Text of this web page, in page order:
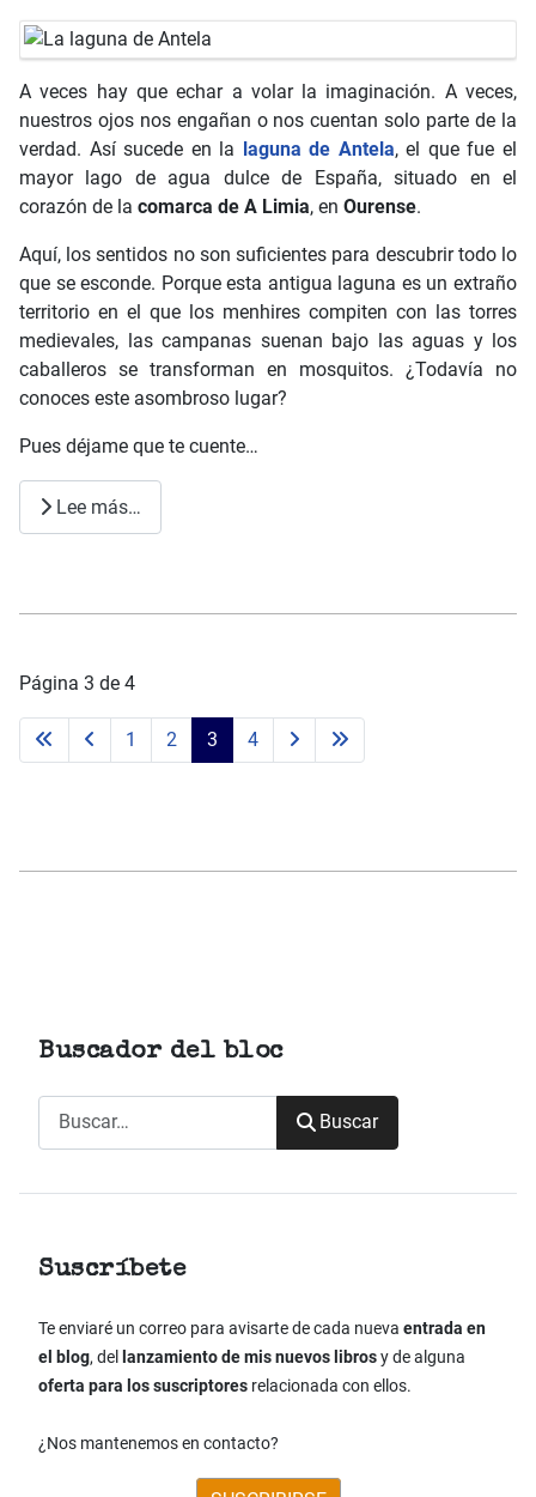
A veces hay que echar a volar la imaginación. A veces,
nuestros ojos nos engañan o nos cuentan solo parte de la
verdad. Así sucede en la
laguna de Antela, el que fue el
mayor lago de agua dulce de España, situado en el
corazón de la comarca de A Limia, en Ourense.
Aquí, los sentidos no son suficientes para descubrir todo lo
que se esconde. Porque esta antigua laguna es un extraño
territorio en el que los menhires compiten con las torres
medievales, las campanas suenan bajo las aguas y los
caballeros se transforman en mosquitos. ¿Todavía no
conoces este asombroso lugar?
Pues déjame que te cuente…
Lee más…
Página 3 de 4
1 2 3 4
Buscador del bloc
Buscar
Suscríbete
Te enviaré un correo para avisarte de cada nueva entrada en
el blog, del lanzamiento de mis nuevos librosy de alguna
oferta para los suscriptores relacionada con ellos.
¿Nos mantenemos en contacto?